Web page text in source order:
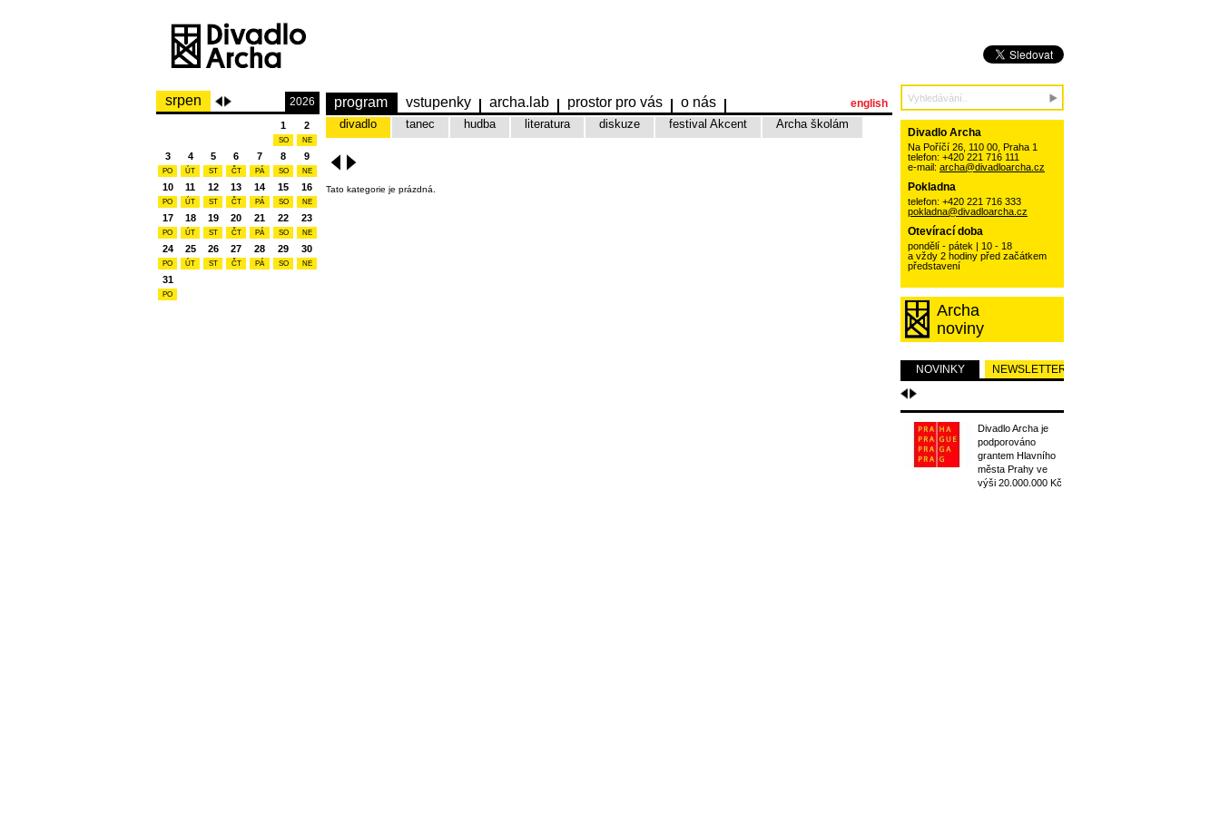
srpen 2026
1
SO
2
NE
3
PO
4
ÚT
5
ST
6
ČT
7
PÁ
8
SO
9
NE
10
PO
11
ÚT
12
ST
13
ČT
14
PÁ
15
SO
16
NE
17
PO
18
ÚT
19
ST
20
ČT
21
PÁ
22
SO
23
NE
24
PO
25
ÚT
26
ST
27
ČT
28
PÁ
29
SO
30
NE
31
PO
program vstupenky archa.lab prostor pro vás o nás
divadlo tanec hudba literatura diskuze festival Akcent Archa školám
english
Tato kategorie je prázdná.
Divadlo Archa
Na Poříčí 26, 110 00, Praha 1
telefon: +420 221 716 111
e-mail: archa@divadloarcha.cz
Pokladna
telefon: +420 221 716 333
pokladna@divadloarcha.cz
Otevírací doba
pondělí - pátek | 10 - 18
a vždy 2 hodiny před začátkem
představení
Archa
noviny
NOVINKY NEWSLETTER
Divadlo Archa je
podporováno
grantem Hlavního
města Prahy ve
výši 20.000.000 Kč